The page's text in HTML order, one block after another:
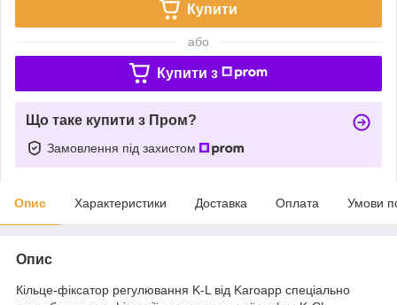
Купити
або
Купити з
Що таке купити з Пром?
Замовлення під захистом
Опис Характеристики Доставка Оплата Умови
Опис
Кільце-фіксатор регулювання K-L від Karoapp спеціально